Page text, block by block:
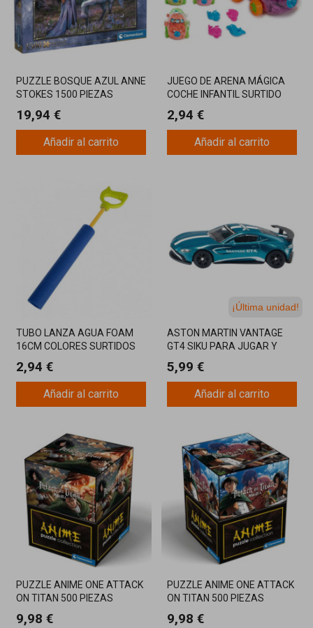
PUZZLE BOSQUE AZUL ANNE
STOKES 1500 PIEZAS
CLEMEN
19,94 €
Añadir al carrito
JUEGO DE ARENA MÁGICA
COCHE INFANTIL SURTIDO
2,94 €
Añadir al carrito
TUBO LANZA AGUA FOAM
16CM COLORES SURTIDOS
2,94 €
Añadir al carrito
¡Última unidad!
ASTON MARTIN VANTAGE
GT4 SIKU PARA JUGAR Y
COLECCIONAR
5,99 €
Añadir al carrito
PUZZLE ANIME ONE ATTACK
ON TITAN 500 PIEZAS
CLEMENTONI
9,98 €
PUZZLE ANIME ONE ATTACK
ON TITAN 500 PIEZAS
CLEMENTONI
9,98 €